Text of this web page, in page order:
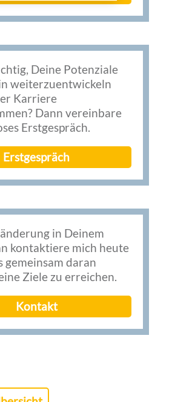
Deine Potenziale
weiterzuentwickeln
Karriere
Dann vereinbare
Erstgespräch.
Erstgespräch
in Deinem
kontaktiere mich heute
gemeinsam daran
Ziele zu erreichen.
Kontakt